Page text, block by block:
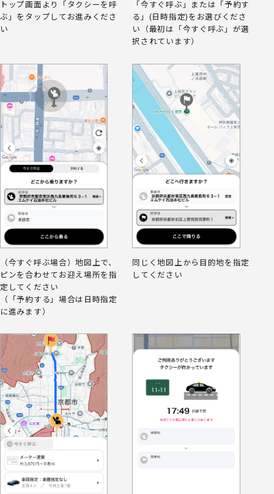
トップ画面より「タクシーを呼
ぶ」をタップしてお進みくださ
い
「今すぐ呼ぶ」または「予約す
る」(日時指定)をお選びくださ
い（最初は「今すぐ呼ぶ」が選
択されています）
（今すぐ呼ぶ場合）地図上で、
ピンを合わせてお迎え場所を指
定してください
（「予約する」場合は日時指定
に進みます）
同じく地図上から目的地を指定
してください